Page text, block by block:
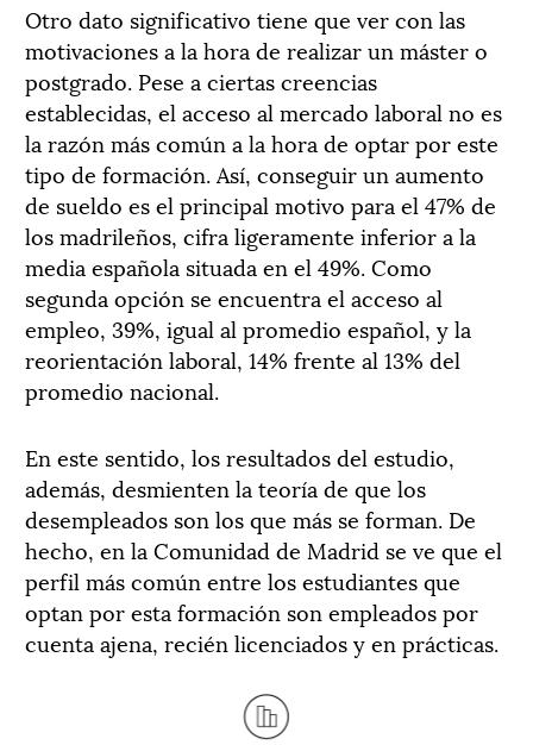
Otro dato significativo tiene que ver con las
motivaciones a la hora de realizar un máster o
postgrado. Pese a ciertas creencias
establecidas, el acceso al mercado laboral no es
la razón más común a la hora de optar por este
tipo de formación. Así, conseguir un aumento
de sueldo es el principal motivo para el 47% de
los madrileños, cifra ligeramente inferior a la
media española situada en el 49%. Como
segunda opción se encuentra el acceso al
empleo, 39%, igual al promedio español, y la
reorientación laboral, 14% frente al 13% del
promedio nacional.
En este sentido, los resultados del estudio,
además, desmienten la teoría de que los
desempleados son los que más se forman. De
hecho, en la Comunidad de Madrid se ve que el
perfil más común entre los estudiantes que
optan por esta formación son empleados por
cuenta ajena, recién licenciados y en prácticas.